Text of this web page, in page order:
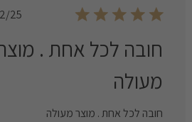
Published
25
חובה לכל אחת .
מעולה
חובה לכל אחת . מוצר מעולה